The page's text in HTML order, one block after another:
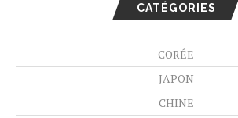
CATÉGORIES
CORÉE
JAPON
CHINE